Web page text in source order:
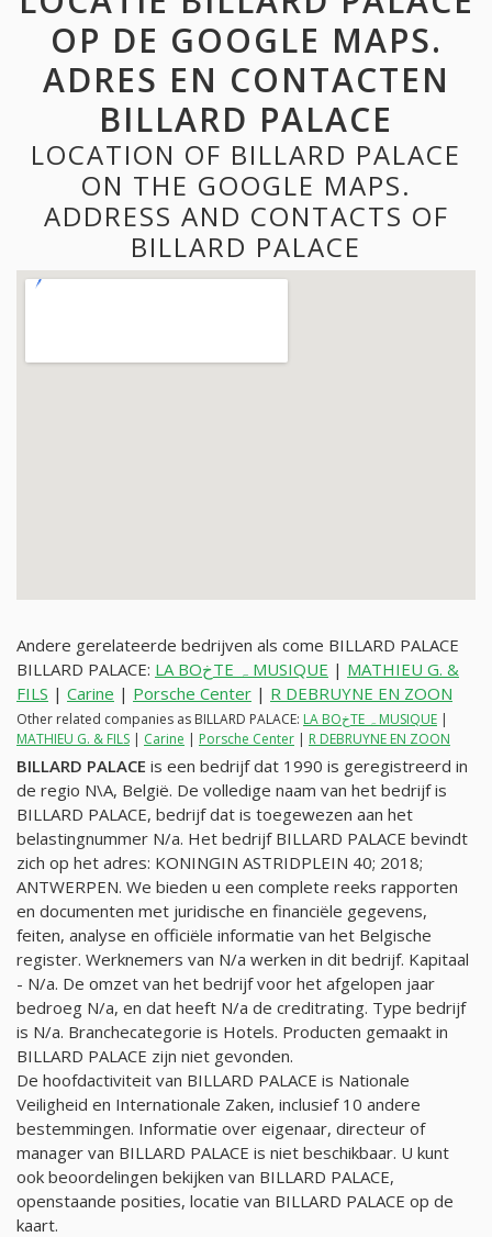
OP DE GOOGLE MAPS.
ADRES EN CONTACTEN
BILLARD PALACE
LOCATION OF BILLARD PALACE
ON THE GOOGLE MAPS.
ADDRESS AND CONTACTS OF
BILLARD PALACE
Andere gerelateerde bedrijven als come BILLARD PALACE
BILLARD PALACE:
LA BOخTE ہ MUSIQUE | MATHIEU G. &
FILS | Carine | Porsche Center | R DEBRUYNE EN ZOON
Other related companies as BILLARD PALACE: LA BOخTE ہ MUSIQUE |
MATHIEU G. & FILS | Carine | Porsche Center | R DEBRUYNE EN ZOON
BILLARD PALACE is een bedrijf dat 1990 is geregistreerd in
de regio N\A, België. De volledige naam van het bedrijf is
BILLARD PALACE, bedrijf dat is toegewezen aan het
belastingnummer N/a. Het bedrijf BILLARD PALACE bevindt
zich op het adres: KONINGIN ASTRIDPLEIN 40; 2018;
ANTWERPEN. We bieden u een complete reeks rapporten
en documenten met juridische en financiële gegevens,
feiten, analyse en officiële informatie van het Belgische
register. Werknemers van N/a werken in dit bedrijf. Kapitaal
- N/a. De omzet van het bedrijf voor het afgelopen jaar
bedroeg N/a, en dat heeft N/a de creditrating. Type bedrijf
is N/a. Branchecategorie is Hotels. Producten gemaakt in
BILLARD PALACE zijn niet gevonden.
De hoofdactiviteit van BILLARD PALACE is Nationale
Veiligheid en Internationale Zaken, inclusief 10 andere
bestemmingen. Informatie over eigenaar, directeur of
manager van BILLARD PALACE is niet beschikbaar. U kunt
ook beoordelingen bekijken van BILLARD PALACE,
openstaande posities, locatie van BILLARD PALACE op de
kaart.